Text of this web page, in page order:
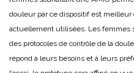
douleur par ce dispositif est
actuellement utilisées. Les femmes
des protocoles de contrôle de la
répond à leurs besoins et à leurs